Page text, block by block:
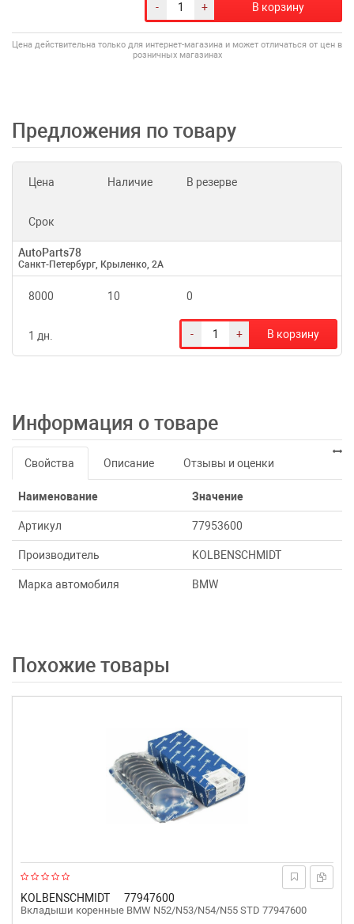
- + В корзину
Цена действительна только для интернет-магазина и может отличаться от цен в
розничных магазинах
Предложения по товару
Цена Наличие В резерве
Срок
AutoParts78
Санкт-Петербург, Крыленко, 2А
8000 10 0
1 дн. - + В корзину
Информация о товаре
Свойства Описание Отзывы и оценки
Наименование Значение
Артикул 77953600
Производитель KOLBENSCHMIDT
Марка автомобиля BMW
Похожие товары
KOLBENSCHMIDT 77947600
Вкладыши коренные BMW N52/N53/N54/N55 STD 77947600